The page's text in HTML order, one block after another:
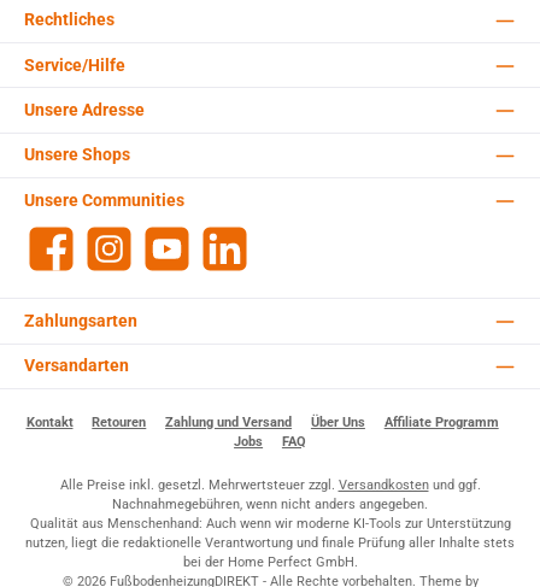
Rechtliches
Service/Hilfe
Zahlungsarten
Versandarten
Unsere Adresse
Unsere Communities
Facebook Instagram YouTube
Unsere Shops
Kontakt Retouren Zahlung und Versand Über Uns
Affiliate Programm
Jobs
FAQ
Alle Preise inkl. gesetzl. Mehrwertsteuer zzgl. Versandkostenund ggf.
Nachnahmegebühren, wenn nicht anders angegeben.
Qualität aus Menschenhand: Auch wenn wir moderne KI-Tools zur Unterstützung
nutzen, liegt die redaktionelle Verantwortung und finale Prüfung aller Inhalte stets
bei der Home Perfect GmbH.
© 2026 FußbodenheizungDIREKT - Alle Rechte vorbehalten. Theme by